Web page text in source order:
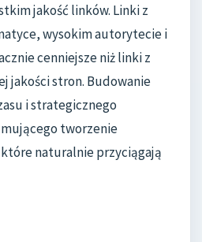
jakość linków. Linki z
wysokim autorytecie i
cenniejsze niż linki z
jakości stron. Budowanie
i strategicznego
tworzenie
naturalnie przyciągają